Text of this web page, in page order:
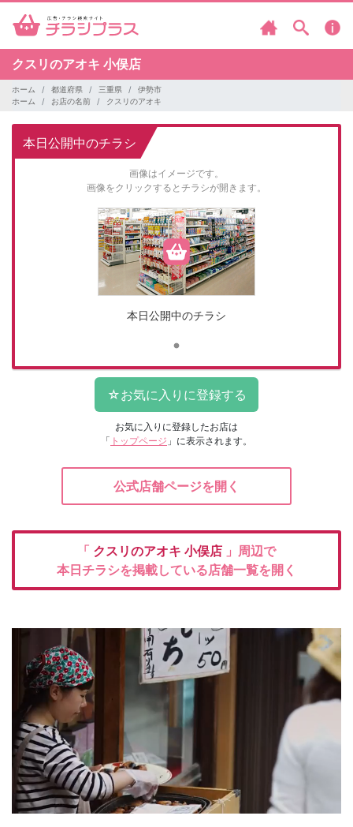
クスリのアオキ 小俣店
ホーム 都道府県 三重県
伊勢市
ホーム
お店の名前 クスリのアオキ
本日公開中のチラシ
画像はイメージです。
画像をクリックするとチラシが開きます。
本日公開中のチラシ
お気に入りに登録したお店は
「 トップページ 」に表示されます。
公式店舗ページを開く
「 クスリのアオキ 小俣店 」周辺で
本日チラシを掲載している店舗一覧を開く